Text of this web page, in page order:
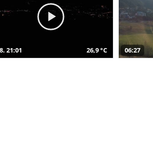
21:01 26,9 °C 06:27